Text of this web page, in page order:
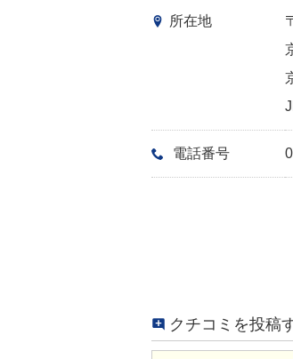
所在地
電話番号
クチコミを投稿